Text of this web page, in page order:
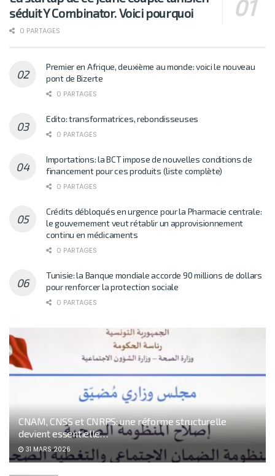
séduit Y Combinator. Voici pourquoi
0 PARTAGES
Premier en Afrique, deuxième au monde: voici le nouveau
pont de Bizerte
0 PARTAGES
Edito: transformatrices, rebondisseuses
0 PARTAGES
Importations: la BCT impose de nouvelles conditions de
financement pour ces produits (liste complète)
0 PARTAGES
Crédits débloqués en urgence pour la Pharmacie centrale:
le gouvernement veut rétablir un approvisionnement
continu en médicaments
0 PARTAGES
Tunisie: la Banque mondiale accorde 90 millions de dollars
pour renforcer la protection sociale
0 PARTAGES
CNAM, CNSS et CNRPS: une réforme structurelle
devient essentielle…
31 MARS 2026